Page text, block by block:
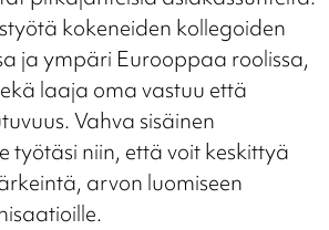
kokeneiden kollegoiden
ja ympäri Eurooppaa roolissa,
laaja oma vastuu että
Vahva sisäinen
työtäsi niin, että voit keskittyä
arvon luomiseen